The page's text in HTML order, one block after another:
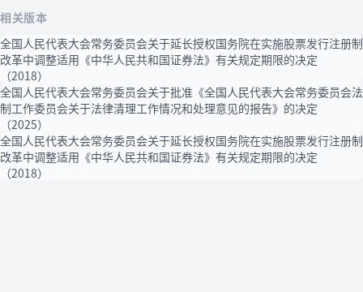
相关版本
全国人民代表大会常务委员会关于延长授权国务院在实施股票发行注册制
改革中调整适用《中华人民共和国证券法》有关规定期限的决定
（2018）
全国人民代表大会常务委员会关于批准《全国人民代表大会常务委员会法
制工作委员会关于法律清理工作情况和处理意见的报告》的决定
（2025）
全国人民代表大会常务委员会关于延长授权国务院在实施股票发行注册制
改革中调整适用《中华人民共和国证券法》有关规定期限的决定
（2018）